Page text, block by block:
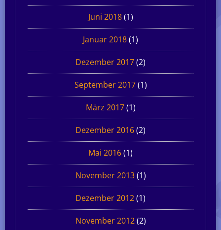
Juni 2018(1)
Januar 2018(1)
Dezember 2017(2)
September 2017(1)
März 2017(1)
Dezember 2016(2)
Mai 2016(1)
November 2013(1)
Dezember 2012(1)
November 2012(2)